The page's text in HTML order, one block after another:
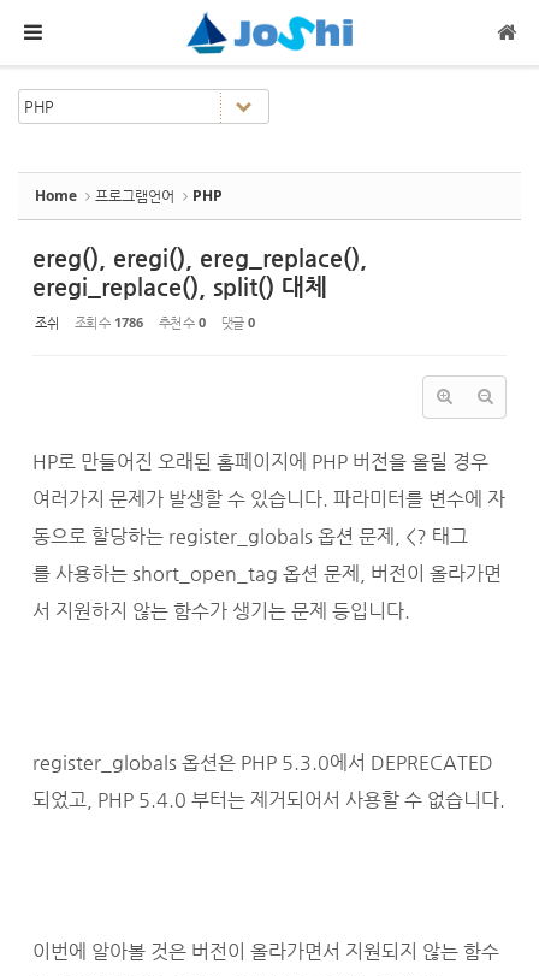
Home 프로그램언어 PHP
ereg(), eregi(), ereg_replace(),
eregi_replace(), split() 대체
조쉬 조회 수 1786 추천 수 0 댓글 0
HP로 만들어진 오래된 홈페이지에 PHP 버전을 올릴 경우
여러가지 문제가 발생할 수 있습니다. 파라미터를 변수에 자
동으로 할당하는 register_globals 옵션 문제, <? 태그
를 사용하는 short_open_tag 옵션 문제, 버전이 올라가면
서 지원하지 않는 함수가 생기는 문제 등입니다.
register_globals 옵션은 PHP 5.3.0에서 DEPRECATED
되었고, PHP 5.4.0 부터는 제거되어서 사용할 수 없습니다.
이번에 알아볼 것은 버전이 올라가면서 지원되지 않는 함수